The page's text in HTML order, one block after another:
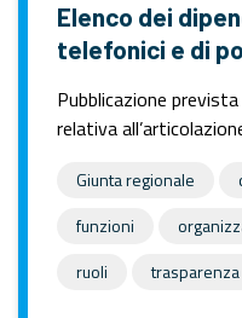
Elenco dei
telefonici e di
Pubblicazione
relativa
Giunta regionale
funzioni
ruoli
trasparenza